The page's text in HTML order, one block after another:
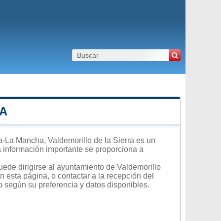
Mancha, Valdemorillo de la Sierra es un
importante se proporciona a
dirigirse al ayuntamiento de Valdemorillo
página, o contactar a la recepción del
su preferencia y datos disponibles.